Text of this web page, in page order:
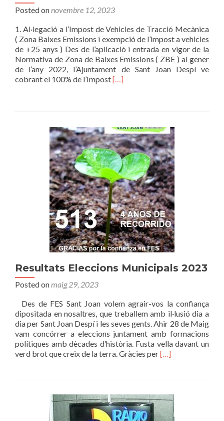
Posted onnovembre 12, 2023
1. Al·legació a l’Impost de Vehicles de Tracció Mecànica
( Zona Baixes Emissions i exempció de l’impost a vehicles
de +25 anys ) Des de l’aplicació i entrada en vigor de la
Normativa de Zona de Baixes Emissions ( ZBE ) al gener
de l’any 2022, l’Ajuntament de Sant Joan Despí ve
cobrant el 100% de l’ImpostRead
l’Ordenança
Fiscal
aprovada
provisionalment
per
l’Ajuntament
de
Sant
Joan
Despí
per
a
l’any
[…]
Resultats Eleccions Municipals 2023
Posted onmaig 29, 2023
Des de FES Sant Joan volem agrair-vos la confiança
dipositada en nosaltres, que treballem amb il·lusió dia a
dia per Sant Joan Despí i les seves gents. Ahir 28 de Maig
vam concórrer a eleccions juntament amb formacions
polítiques amb dècades d’història. Fusta vella davant un
verd brot que creix de la terra. Gràcies perRead
Eleccions
Municipals
2023
[…]